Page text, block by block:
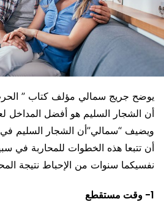
يوضح جريج سمالي مؤلف كتاب ”
أن الشجار السليم هو أفضل المداخل
ويضيف “سمالي”أن الشجار السليم
أن تتبعا هذه الخطوات للمحاربة في
نفسيكما سنوات من الإحباط نتيجة
1- وقت مستقطع